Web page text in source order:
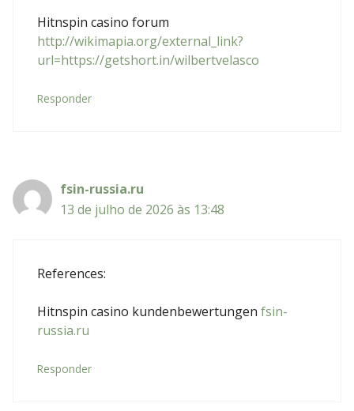
Hitnspin casino forum
http://wikimapia.org/external_link?
url=https://getshort.in/wilbertvelasco
Responder
fsin-russia.ru
13 de julho de 2026 às 13:48
References:
Hitnspin casino kundenbewertungen fsin-
russia.ru
Responder